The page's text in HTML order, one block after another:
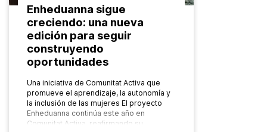
Enheduanna sigue
creciendo: una nueva
edición para seguir
construyendo
oportunidades
Una iniciativa de Comunitat Activa que
promueve el aprendizaje, la autonomía y
la inclusión de las mujeres El proyecto
Enheduanna continúa este año en
Comunitat Activa, reafirmando su